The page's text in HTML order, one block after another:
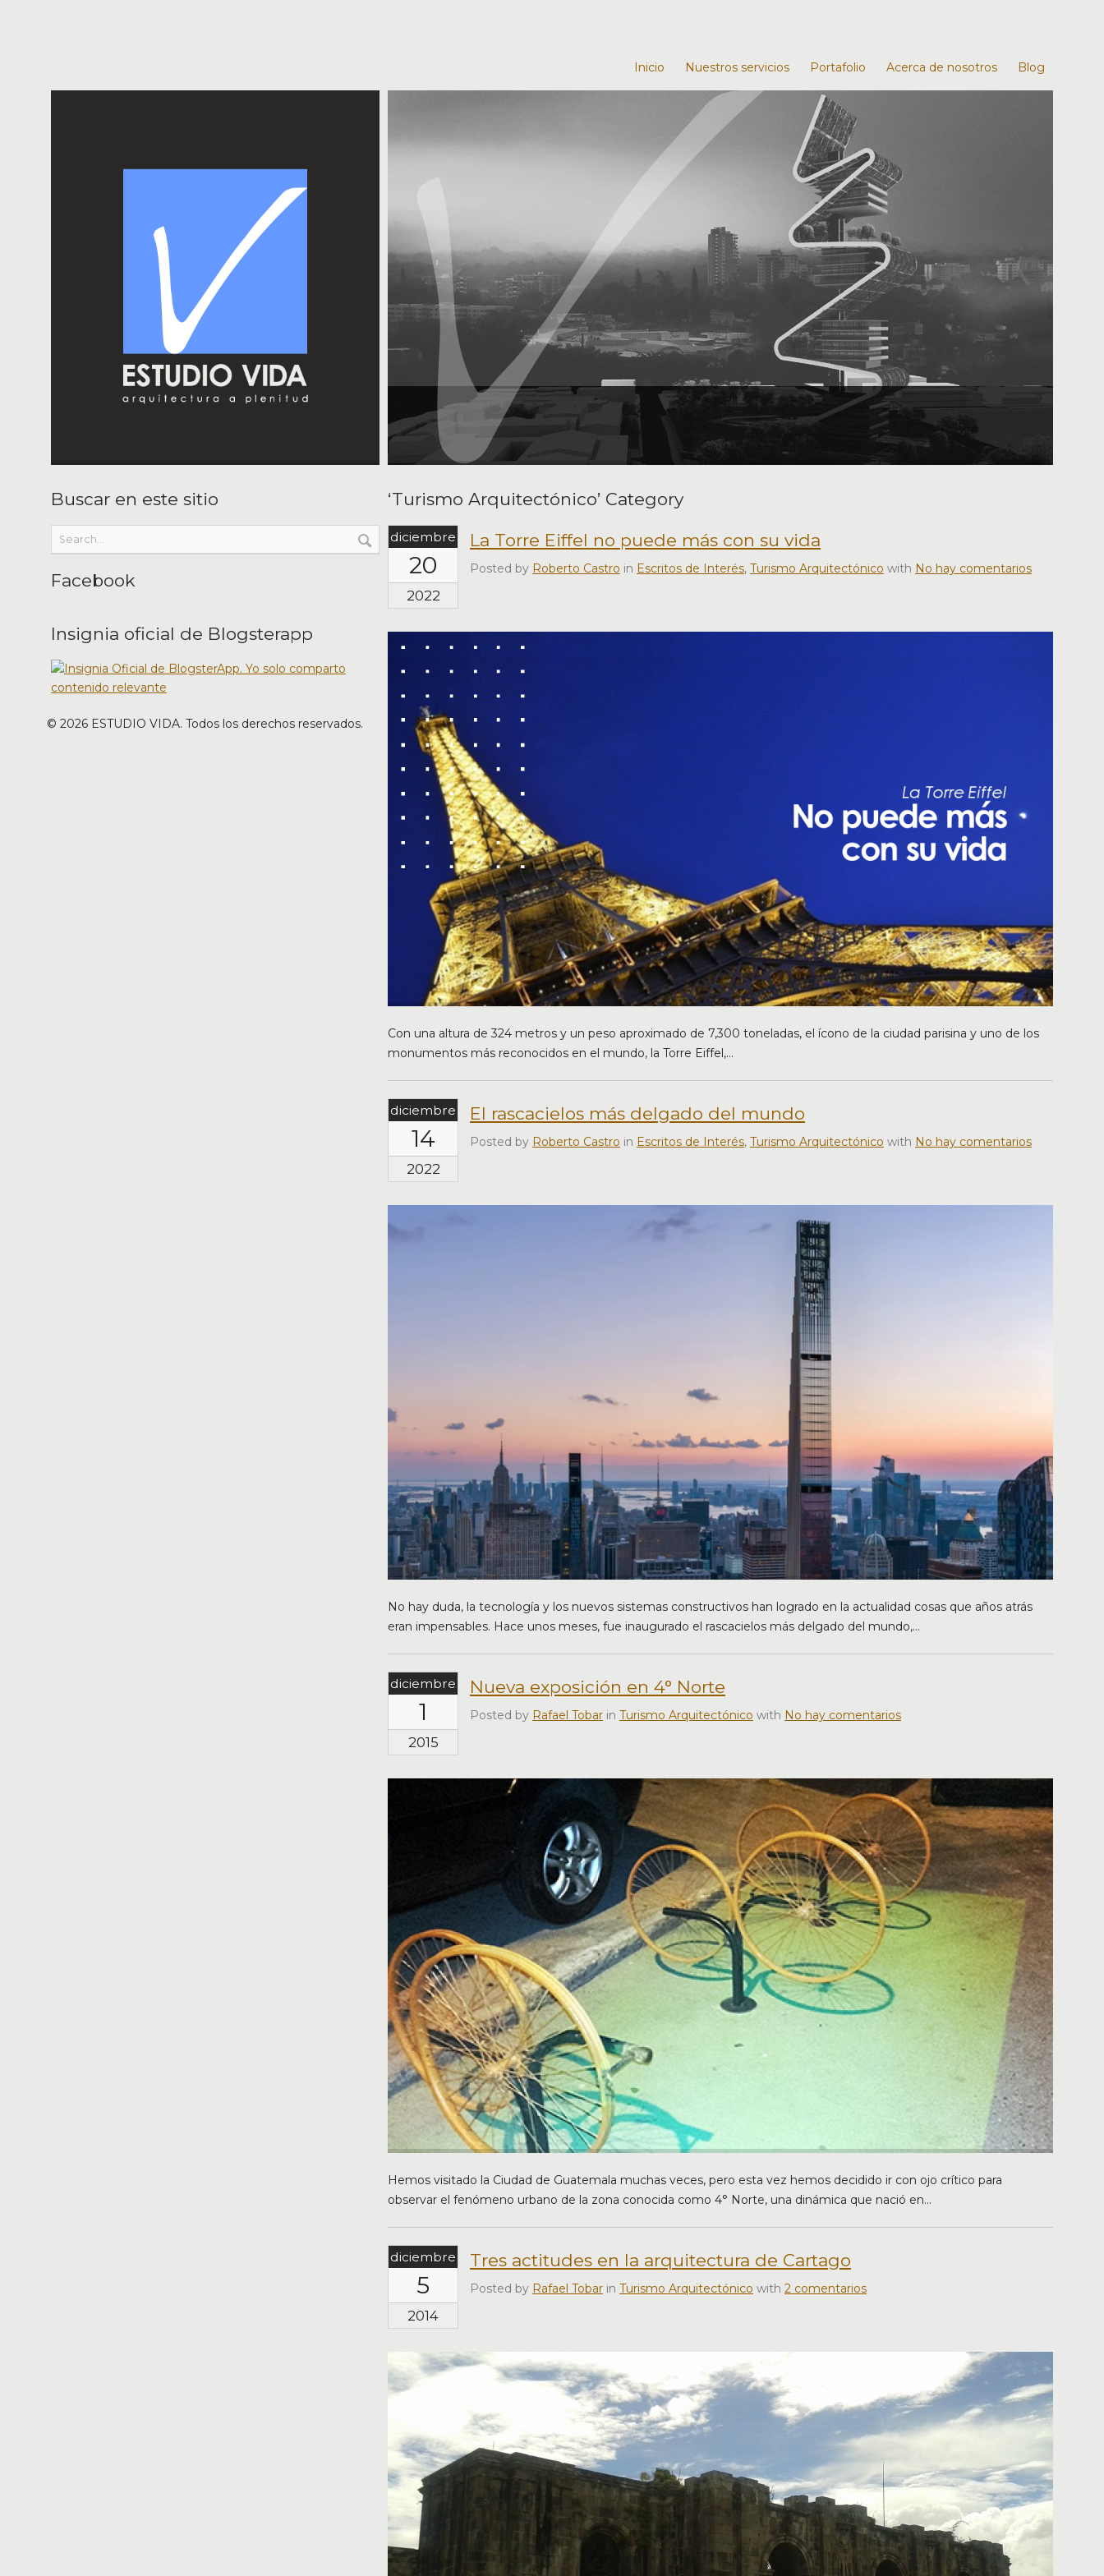
Inicio Nuestros servicios Portafolio Acerca de nosotros Blog
‘Turismo Arquitectónico’ Category
diciembre
20
2022
La Torre Eiffel no puede más con su vida
Posted by Roberto Castro in Escritos de Interés,Turismo Arquitectónico with No hay comentarios
Con una altura de 324 metros y un peso aproximado de 7,300 toneladas, el ícono de la ciudad parisina y uno de los
monumentos más reconocidos en el mundo, la Torre Eiffel,...
diciembre
14
2022
El rascacielos más delgado del mundo
Posted by Roberto Castro in Escritos de Interés,Turismo Arquitectónico with No hay comentarios
No hay duda, la tecnología y los nuevos sistemas constructivos han logrado en la actualidad cosas que años atrás
eran impensables. Hace unos meses, fue inaugurado el rascacielos más delgado del mundo,...
diciembre
1
2015
Nueva exposición en 4° Norte
Posted by Rafael Tobar inTurismo Arquitectónico with No hay comentarios
Hemos visitado la Ciudad de Guatemala muchas veces, pero esta vez hemos decidido ir con ojo crítico para
observar el fenómeno urbano de la zona conocida como 4° Norte, una dinámica que nació en...
diciembre
5
2014
Tres actitudes en la arquitectura de Cartago
Posted by Rafael Tobar inTurismo Arquitectónico with2 comentarios
Buscar en este sitio
Facebook
Insignia oficial de Blogsterapp
© 2026 ESTUDIO VIDA. Todos los derechos reservados.